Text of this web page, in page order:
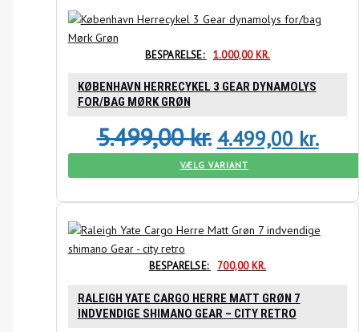
BESPARELSE: 1.000,00 KR.
KØBENHAVN HERRECYKEL 3 GEAR DYNAMOLYS
FOR/BAG MØRK GRØN
5.499,00kr. 4.499,00 kr.
VÆLG VARIANT
BESPARELSE: 700,00KR.
RALEIGH YATE CARGO HERRE MATT GRØN 7
INDVENDIGE SHIMANO GEAR – CITY RETRO